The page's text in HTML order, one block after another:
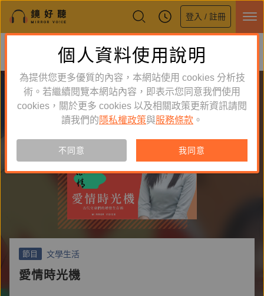
登入 / 註冊
鏡好聽全新APP上線
體驗全面升級，即刻下載
節目 文學生活
愛情時光機
個人資料使用說明
為提供您更多優質的內容，本網站使用 cookies 分析技
術。若繼續閱覽本網站內容，即表示您同意我們使用
cookies，關於更多 cookies 以及相關政策更新資訊請閱
讀我們的 隱私權政策與服務條款 。
不同意 我同意